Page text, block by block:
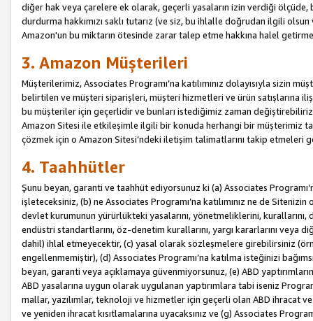
diğer hak veya çarelere ek olarak, geçerli yasaların izin verdiği
durdurma hakkımızı saklı tutarız (ve siz, bu ihlalle doğrudan ilgili
Amazon'un bu miktarın ötesinde zarar talep etme hakkına halel
3. Amazon Müşterileri
Müşterilerimiz, Associates Programı’na katılımınız dolayısıyla sizin
belirtilen ve müşteri siparişleri, müşteri hizmetleri ve ürün satışlarına
bu müşteriler için geçerlidir ve bunları istediğimiz zaman
Amazon Sitesi ile etkileşimle ilgili bir konuda herhangi bir müşterimiz
çözmek için o Amazon Sitesi’ndeki iletişim talimatlarını takip etmeleri
4. Taahhütler
Şunu beyan, garanti ve taahhüt ediyorsunuz ki (a) Associates
işleteceksiniz, (b) ne Associates Programı’na katılımınız ne de
devlet kurumunun yürürlükteki yasalarını, yönetmeliklerini,
endüstri standartlarını, öz-denetim kurallarını, yargı kararlarını
dahil) ihlal etmeyecektir, (c) yasal olarak sözleşmelere girebilirsiniz
engellenmemiştir), (d) Associates Programı’na katılma isteğinizi
beyan, garanti veya açıklamaya güvenmiyorsunuz, (e) ABD
ABD yasalarına uygun olarak uygulanan yaptırımlara tabi iseniz
mallar, yazılımlar, teknoloji ve hizmetler için geçerli olan ABD ihracat
ve yeniden ihracat kısıtlamalarına uyacaksınız ve (g) Associates